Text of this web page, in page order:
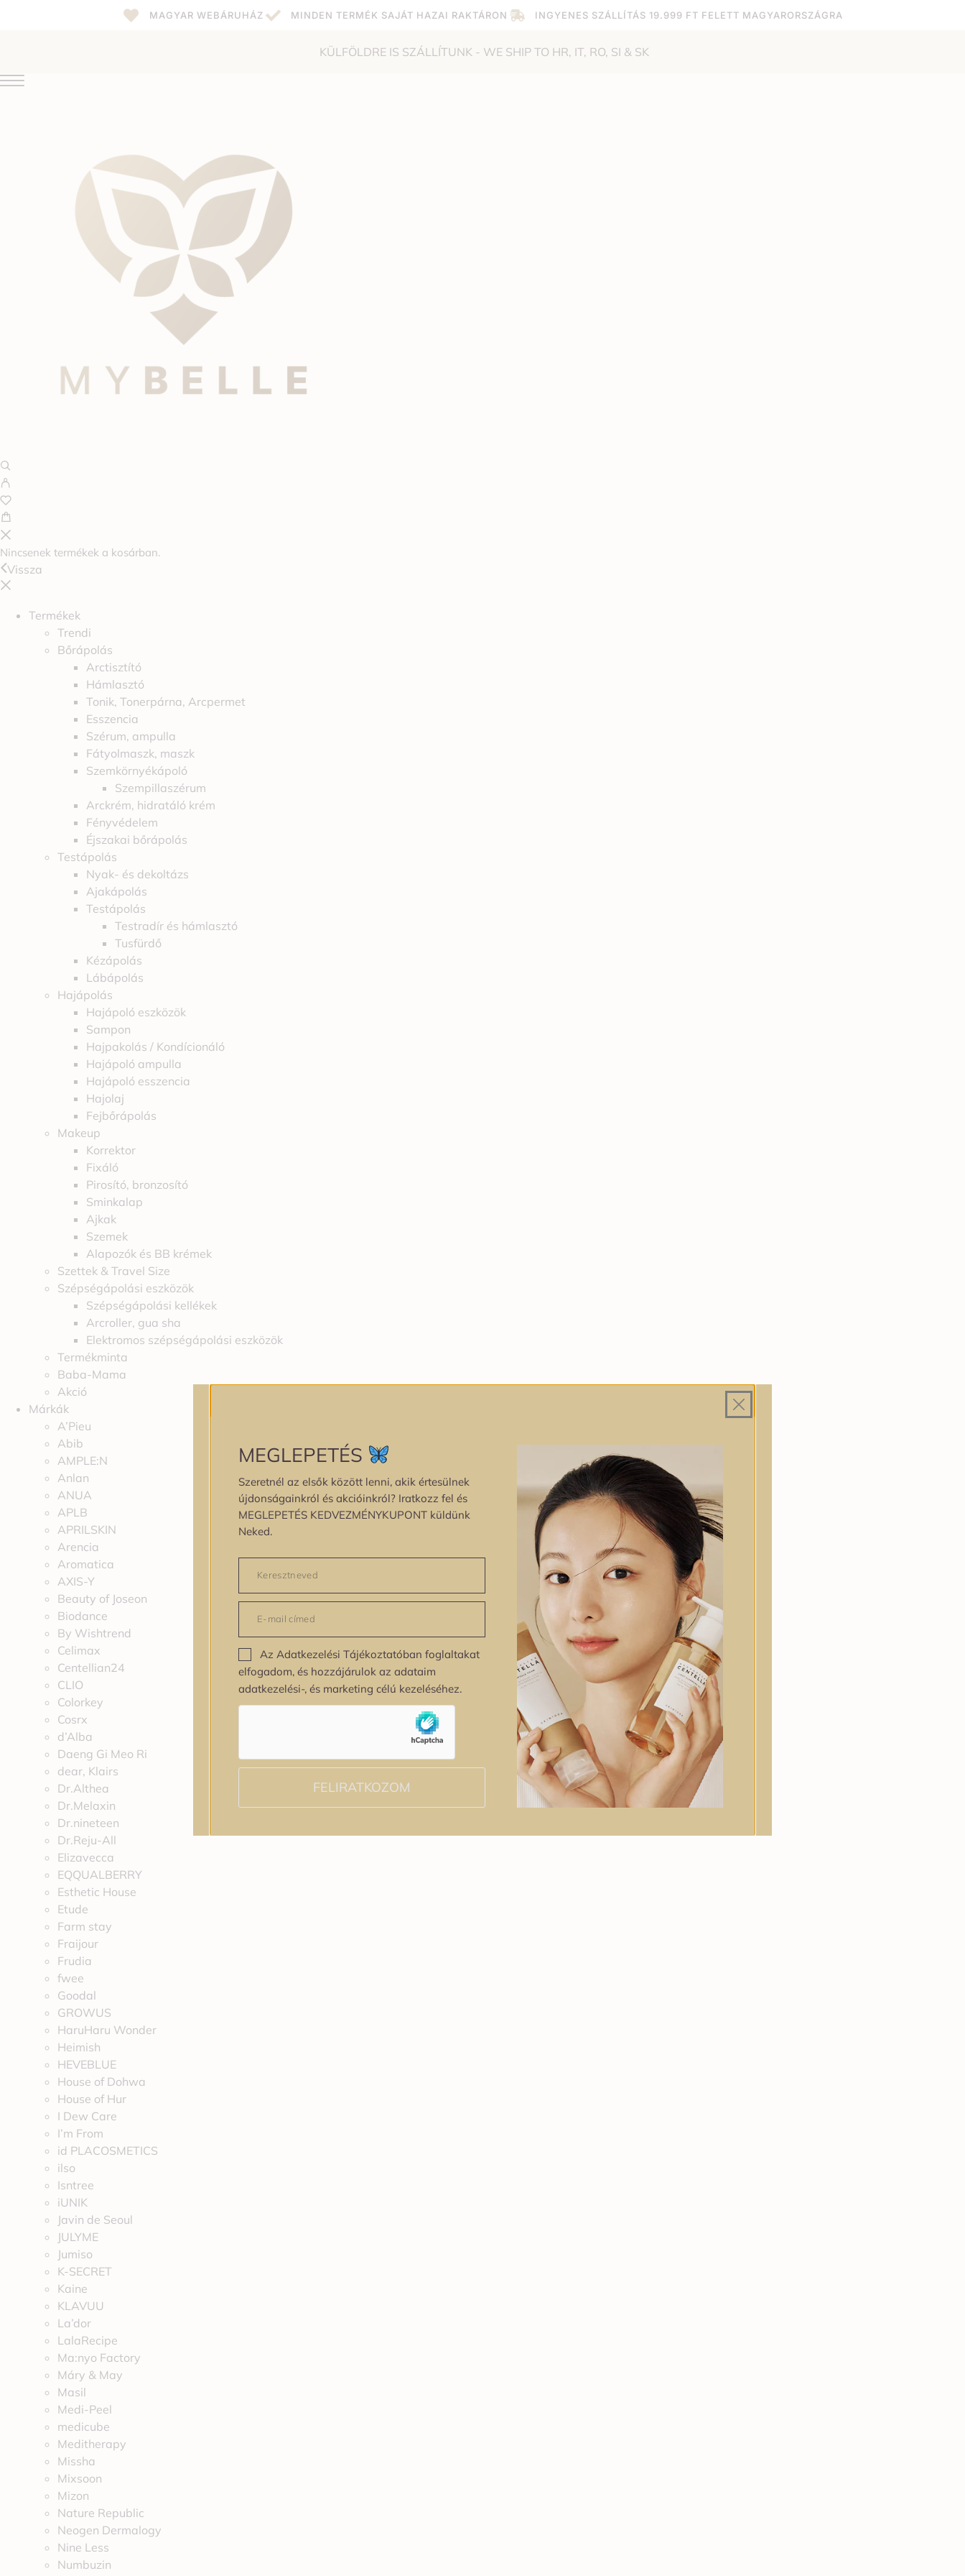
MAGYAR WEBÁRUHÁZ MINDEN TERMÉK SAJÁT HAZAI RAKTÁRON INGYENES SZÁLLÍTÁS 19.999 FT FELETT MAGYARORSZÁGRA
KÜLFÖLDRE IS SZÁLLÍTUNK - WE SHIP TO HR, IT, RO, SI & SK
Nincsenek termékek a kosárban.
Vissza
Termékek
Trendi
Bőrápolás
Arctisztító
Hámlasztó
Tonik, Tonerpárna, Arcpermet
Esszencia
Szérum, ampulla
Fátyolmaszk, maszk
Szemkörnyékápoló
Szempillaszérum
Arckrém, hidratáló krém
Fényvédelem
Éjszakai bőrápolás
Testápolás
Nyak- és dekoltázs
Ajakápolás
Testápolás
Testradír és hámlasztó
Tusfürdő
Kézápolás
Lábápolás
Hajápolás
Hajápoló eszközök
Sampon
Hajpakolás / Kondícionáló
Hajápoló ampulla
Hajápoló esszencia
Hajolaj
Fejbőrápolás
Makeup
Korrektor
Fixáló
Pirosító, bronzosító
Sminkalap
Ajkak
Szemek
Alapozók és BB krémek
Szettek & Travel Size
Szépségápolási eszközök
Szépségápolási kellékek
Arcroller, gua sha
Elektromos szépségápolási eszközök
Termékminta
Baba-Mama
Akció
Márkák
A’Pieu
Abib
AMPLE:N
Anlan
ANUA
APLB
APRILSKIN
Arencia
Aromatica
AXIS-Y
Beauty of Joseon
Biodance
By Wishtrend
Celimax
Centellian24
CLIO
Colorkey
Cosrx
d’Alba
Daeng Gi Meo Ri
dear, Klairs
Dr.Althea
Dr.Melaxin
Dr.nineteen
Dr.Reju-All
Elizavecca
EQQUALBERRY
Esthetic House
Etude
Farm stay
Fraijour
Frudia
fwee
Goodal
GROWUS
HaruHaru Wonder
Heimish
HEVEBLUE
House of Dohwa
House of Hur
I Dew Care
I’m From
id PLACOSMETICS
ilso
Isntree
iUNIK
Javin de Seoul
JULYME
Jumiso
K-SECRET
Kaine
KLAVUU
La’dor
LalaRecipe
Ma:nyo Factory
Máry & May
Masil
Medi-Peel
medicube
Meditherapy
Missha
Mixsoon
Mizon
Nature Republic
Neogen Dermalogy
Nine Less
Numbuzin
MEGLEPETÉS
Szeretnél az elsők között lenni, akik értesülnek
újdonságainkról és akcióinkról? Iratkozz fel és
MEGLEPETÉS KEDVEZMÉNYKUPONT küldünk
Neked.
Az Adatkezelési Tájékoztatóban foglaltakat
elfogadom, és hozzájárulok az adataim
adatkezelési-, és marketing célú kezeléséhez.
FELIRATKOZOM